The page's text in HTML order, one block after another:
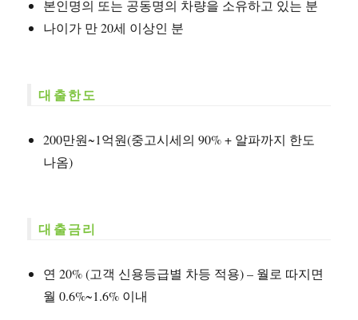
본인명의 또는 공동명의 차량을 소유하고 있는 분
나이가 만 20세 이상인 분
대출한도
200만원~1억원(중고시세의 90% + 알파까지 한도
나옴)
대출금리
연 20% (고객 신용등급별 차등 적용) – 월로 따지면
월 0.6%~1.6% 이내